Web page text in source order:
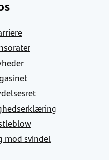
mod svindel